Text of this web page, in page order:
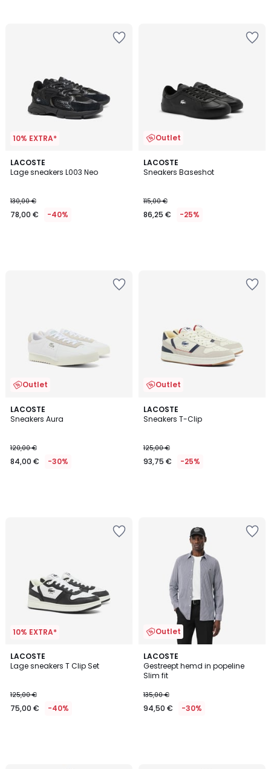
10% EXTRA*
LACOSTE
Lage sneakers L003 Neo
130,00 €
78,00 € -40%
Outlet
LACOSTE
Sneakers Baseshot
115,00 €
86,25 € -25%
Outlet
LACOSTE
Sneakers Aura
120,00 €
84,00 € -30%
Outlet
LACOSTE
Sneakers T-Clip
125,00 €
93,75 € -25%
10% EXTRA*
LACOSTE
Lage sneakers T Clip Set
125,00 €
75,00 € -40%
Outlet
LACOSTE
Gestreept hemd in popeline
Slim fit
135,00 €
94,50 € -30%